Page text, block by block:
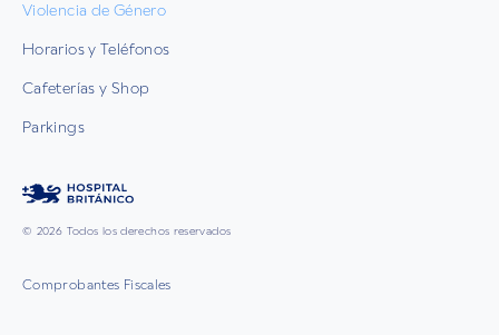
Violencia de Género
Horarios y Teléfonos
Cafeterías y Shop
Parkings
© 2026 Todos los derechos reservados
Comprobantes Fiscales